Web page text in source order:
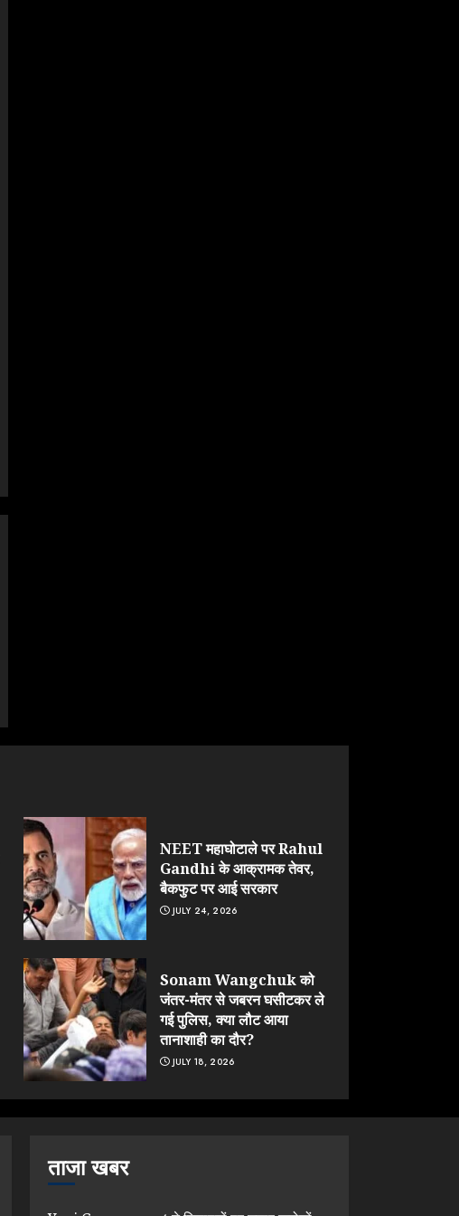
NEET महाघोटाले पर Rahul
Gandhi के आक्रामक तेवर,
बैकफुट पर आई सरकार
JULY 24, 2026
Sonam Wangchuk को
जंतर-मंतर से जबरन घसीटकर ले
गई पुलिस, क्या लौट आया
तानाशाही का दौर?
JULY 18, 2026
ताजा खबर